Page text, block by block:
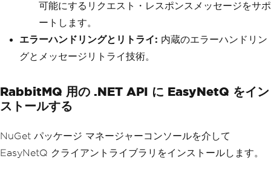
可能にするリクエスト・レスポンスメッセージをサポ
ートします。
エラーハンドリングとリトライ: 内蔵のエラーハンドリン
グとメッセージリトライ技術。
RabbitMQ 用の .NET API に EasyNetQ をイン
ストールする
NuGet パッケージ マネージャーコンソールを介して
EasyNetQ クライアントライブラリをインストールします。